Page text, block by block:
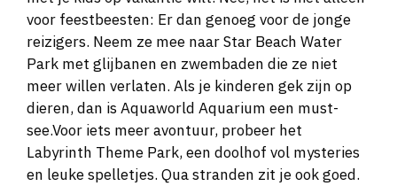
voor feestbeesten: Er dan genoeg voor de jonge
reizigers. Neem ze mee naar Star Beach Water
Park met glijbanen en zwembaden die ze niet
meer willen verlaten. Als je kinderen gek zijn op
dieren, dan is Aquaworld Aquarium een must-
see.Voor iets meer avontuur, probeer het
Labyrinth Theme Park, een doolhof vol mysteries
en leuke spelletjes. Qua stranden zit je ook goed.